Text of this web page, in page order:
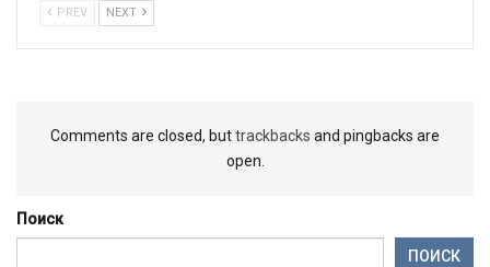
PREV NEXT
Comments are closed, buttrackbacks and pingbacks are
open.
Поиск
ПОИСК